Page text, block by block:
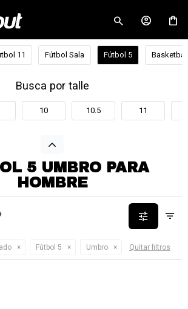
11 Fútbol Sala Fútbol 5 Basketball
Busca por talle
10 10.5 11
5 UMBRO PARA
HOMBRE
Fútbol 5 Umbro Quitar filtros